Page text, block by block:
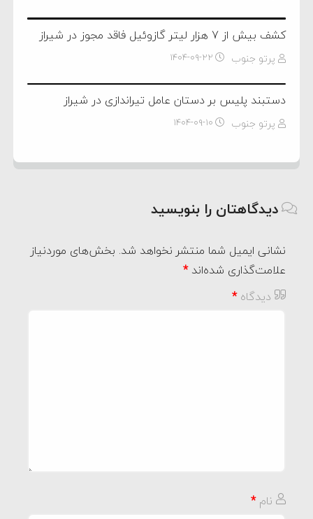
کشف بیش از 7 هزار لیتر گازوئیل فاقد مجوز در شیراز
پرتو جنوب ۱۴۰۴-۰۹-۲۲
دستبند پلیس بر دستان عامل تیراندازی در شیراز
پرتو جنوب ۱۴۰۴-۰۹-۱۰
دیدگاهتان را بنویسید
نشانی ایمیل شما منتشر نخواهد شد. بخش‌های موردنیاز
علامت‌گذاری شده‌اند*
دیدگاه*
نام*